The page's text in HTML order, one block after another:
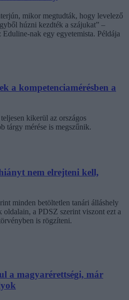
mikor megtudták, hogy levelező
húzni kezdték a szájukat” –
Eduline-nak egy egyetemista. Példája
a kompetenciamérésben a
kikerül az országos
tárgy mérése is megszűnik.
nem elrejteni kell,
minden betöltetlen tanári álláshely
oldalain, a PDSZ szerint viszont ezt a
is rögzíteni.
a magyarérettségi, már